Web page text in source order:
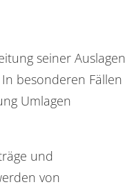
seiner Auslagen
besonderen Fällen
Umlagen
und
von